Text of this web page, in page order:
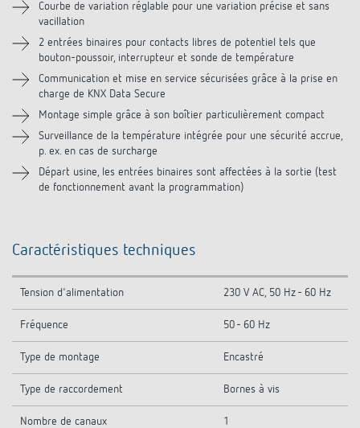
Courbe de variation réglable pour une variation précise et sans
vacillation
2 entrées binaires pour contacts libres de potentiel tels que
bouton-poussoir, interrupteur et sonde de température
Communication et mise en service sécurisées grâce à la prise en
charge de KNX Data Secure
Montage simple grâce à son boîtier particulièrement compact
Surveillance de la température intégrée pour une sécurité accrue,
p. ex. en cas de surcharge
Départ usine, les entrées binaires sont affectées à la sortie (test
de fonctionnement avant la programmation)
Caractéristiques techniques
Tension d'alimentation 230 V AC, 50 Hz - 60 Hz
Fréquence 50 - 60 Hz
Type de montage Encastré
Type de raccordement Bornes à vis
Nombre de canaux 1